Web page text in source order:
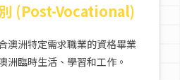
(Post-Vocational)
澳洲特定需求職業的資格畢業
洲臨時生活、學習和工作。